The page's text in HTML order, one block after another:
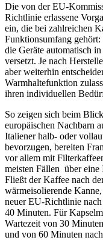
Die von der EU-
Richtlinie erlassene
ein, die bei zahlreichen
Funktionsumfang gehört:
die Geräte automatisch
versetzt. Je nach
aber weiterhin
Warmhaltefunktion
ihren individuellen
So zeigen sich beim
europäischen Nachbarn
Italiener halb- oder
bevorzugen, bereiten
vor allem mit
meisten Fällen über eine
Fließt der Kaffee nach
wärmeisolierende
neuer EU-Richtlinie
40 Minuten. Für
Wartezeit von 30
und von 60 Minuten